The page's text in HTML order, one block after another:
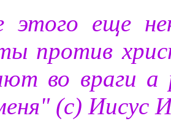
этого еще
против
во враги
(с) Иисус